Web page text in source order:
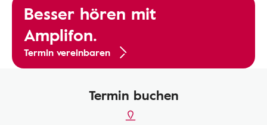
Besser hören mit
Amplifon.
Termin vereinbaren
Termin buchen